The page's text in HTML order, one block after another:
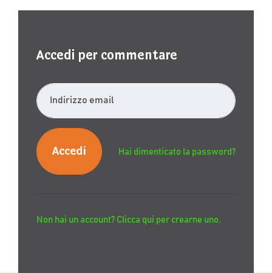
Accedi per commentare
Indirizzo email
Hai dimenticato la password?
Non hai un account? Clicca qui per crearne uno.